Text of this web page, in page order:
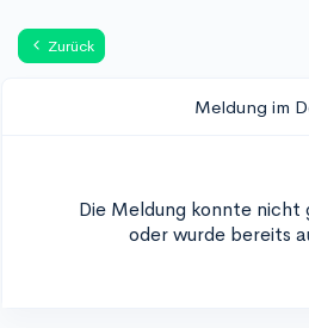
Zurück
Meldung im
Die Meldung konnte nicht
oder wurde bereits